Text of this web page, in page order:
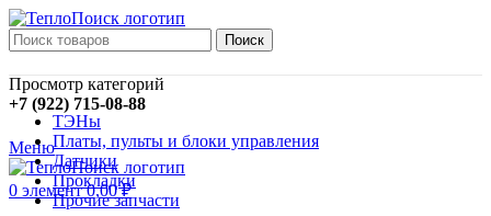
Поиск
+7 (922) 715-08-88
Меню
0 элемент 0,00₽
Просмотр категорий
ТЭНы
Платы, пульты и блоки управления
Датчики
Прокладки
Прочие запчасти